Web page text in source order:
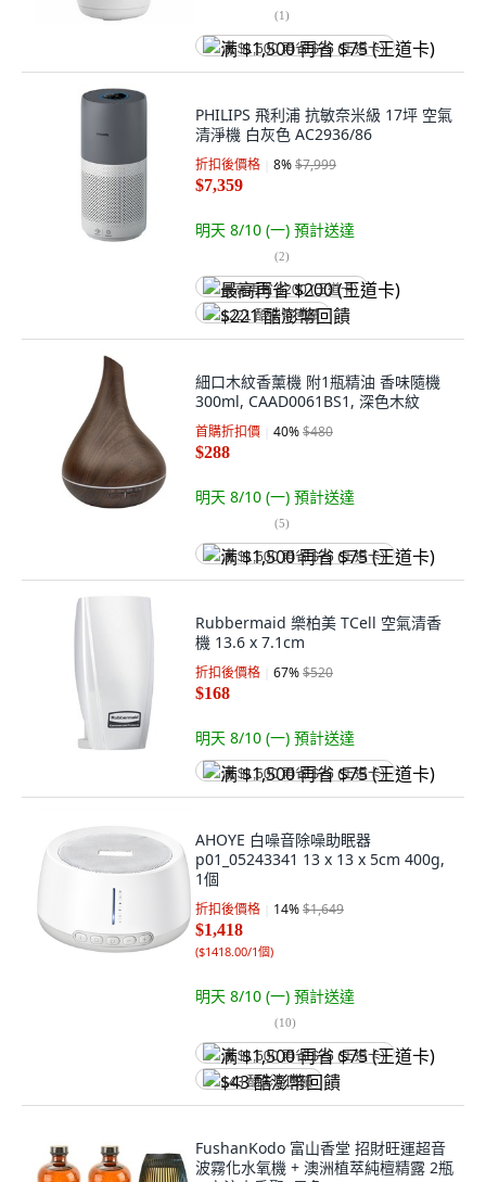
(1)
满 $1,500 再省 $75 (王道卡)
PHILIPS 飛利浦 抗敏奈米級 17坪 空氣
清淨機 白灰色 AC2936/86
折扣後價格 8%$7,999
$7,359
明天 8/10 (一) 預計送達
(2)
最高再省 $200 (王道卡)
$221 酷澎幣回饋
細口木紋香薰機 附1瓶精油 香味隨機
300ml, CAAD0061BS1, 深色木紋
首購折扣價 40%$480
$288
明天 8/10 (一) 預計送達
(5)
满 $1,500 再省 $75 (王道卡)
Rubbermaid 樂柏美 TCell 空氣清香
機 13.6 x 7.1cm
折扣後價格 67%$520
$168
明天 8/10 (一) 預計送達
满 $1,500 再省 $75 (王道卡)
AHOYE 白噪音除噪助眠器
p01_05243341 13 x 13 x 5cm 400g,
1個
折扣後價格 14%$1,649
$1,418
($1418.00/1個)
明天 8/10 (一) 預計送達
(10)
满 $1,500 再省 $75 (王道卡)
$43 酷澎幣回饋
FushanKodo 富山香堂 招財旺運超音
波霧化水氧機 + 澳洲植萃純檀精露 2瓶